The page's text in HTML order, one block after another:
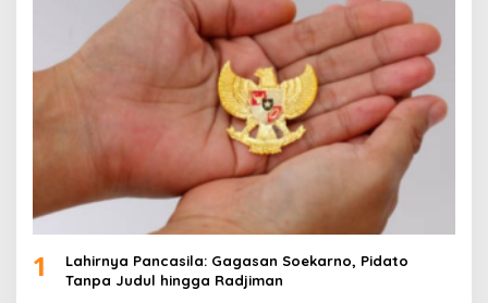
1
Lahirnya Pancasila: Gagasan Soekarno, Pidato
Tanpa Judul hingga Radjiman